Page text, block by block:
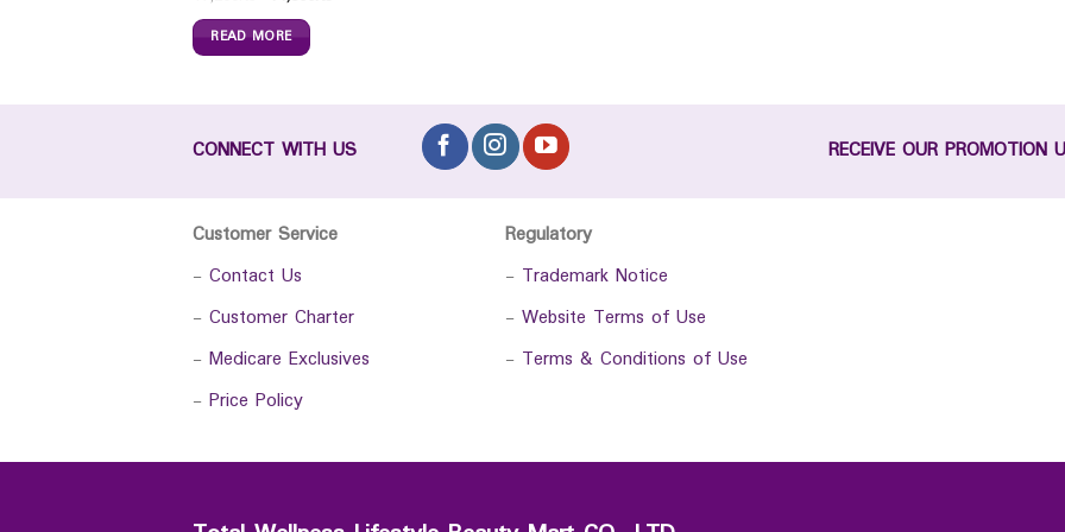
READ MORE
CONNECT WITH US RECEIVE OUR PROMOTION
Customer Service
- Contact Us
- Customer Charter
- Medicare Exclusives
- Price Policy
Regulatory
- Trademark Notice
- Website Terms of Use
- Terms & Conditions of Use